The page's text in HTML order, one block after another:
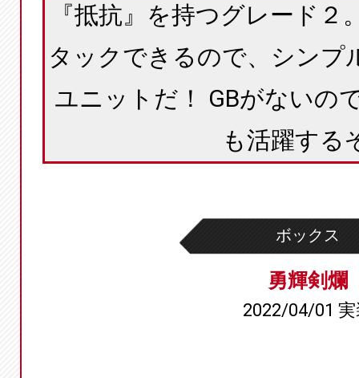
『抵抗』を持つグレード
タックできるので、シンプ
ユニットだ！ GBがないの
も活躍する
ボックス
勇輝剣爛
2022/04/01 実